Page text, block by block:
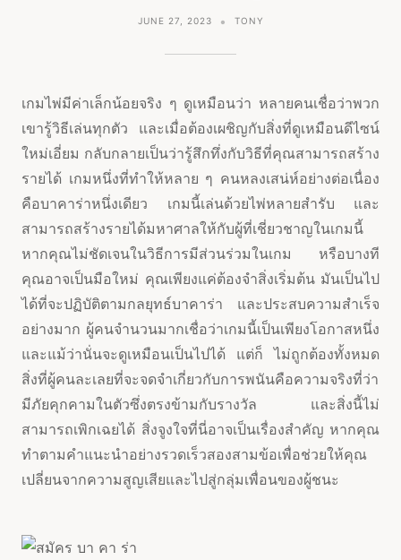
JUNE 27, 2023 TONY
เกมไพ่มีค่าเล็กน้อยจริง ๆ ดูเหมือนว่า หลายคนเชื่อว่าพวก
เขารู้วิธีเล่นทุกตัว และเมื่อต้องเผชิญกับสิ่งที่ดูเหมือนดีไซน์
ใหม่เอี่ยม กลับกลายเป็นว่ารู้สึกทึ่งกับวิธีที่คุณสามารถสร้าง
รายได้ เกมหนึ่งที่ทำให้หลาย ๆ คนหลงเสน่ห์อย่างต่อเนื่อง
คือบาคาร่าหนึ่งเดียว เกมนี้เล่นด้วยไพ่หลายสำรับ และ
สามารถสร้างรายได้มหาศาลให้กับผู้ที่เชี่ยวชาญในเกมนี้
หากคุณไม่ชัดเจนในวิธีการมีส่วนร่วมในเกม หรือบางที
คุณอาจเป็นมือใหม่ คุณเพียงแค่ต้องจำสิ่งเริ่มต้น มันเป็นไป
ได้ที่จะปฏิบัติตามกลยุทธ์บาคาร่า และประสบความสำเร็จ
อย่างมาก ผู้คนจำนวนมากเชื่อว่าเกมนี้เป็นเพียงโอกาสหนึ่ง
และแม้ว่านั่นจะดูเหมือนเป็นไปได้ แต่ก็ ไม่ถูกต้องทั้งหมด
สิ่งที่ผู้คนละเลยที่จะจดจำเกี่ยวกับการพนันคือความจริงที่ว่า
มีภัยคุกคามในตัวซึ่งตรงข้ามกับรางวัล และสิ่งนี้ไม่
สามารถเพิกเฉยได้ สิ่งจูงใจที่นี่อาจเป็นเรื่องสำคัญ หากคุณ
ทำตามคำแนะนำอย่างรวดเร็วสองสามข้อเพื่อช่วยให้คุณ
เปลี่ยนจากความสูญเสียและไปสู่กลุ่มเพื่อนของผู้ชนะ